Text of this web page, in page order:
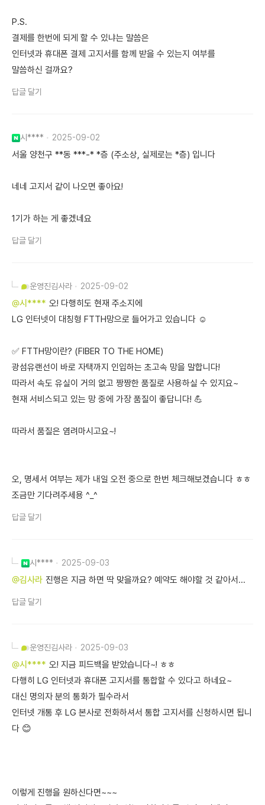
P.S.
결제를 한번에 되게 할 수 있냐는 말씀은
인터넷과 휴대폰 결제 고지서를 함께 받을 수 있는지 여부를
말씀하신 걸까요?
답글 달기
시**** 2025-09-02
서울 양천구 **동 ***-* *층 (주소상, 실제로는 *층) 입니다
네네 고지서 같이 나오면 좋아요!
1기가 하는 게 좋겠네요
답글 달기
운영진김사라 2025-09-02
@시**** 오! 다행히도 현재 주소지에
LG 인터넷이 대칭형 FTTH망으로 들어가고 있습니다 ☺️
✅ FTTH망이란? (FIBER TO THE HOME)
광섬유랜선이 바로 자택까지 인입하는 초고속 망을 말합니다!
따라서 속도 유실이 거의 없고 짱짱한 품질로 사용하실 수 있지요~
현재 서비스되고 있는 망 중에 가장 품질이 좋답니다! 💪
따라서 품질은 염려마시고요~!
오, 명세서 여부는 제가 내일 오전 중으로 한번 체크해보겠습니다 ㅎㅎ
조금만 기다려주세용 ^_^
답글 달기
시**** 2025-09-03
@김사라 진행은 지금 하면 딱 맞을까요? 예약도 해야할 것 같아서...
답글 달기
운영진김사라 2025-09-03
@시**** 오! 지금 피드백을 받았습니다~! ㅎㅎ
다행히 LG 인터넷과 휴대폰 고지서를 통합할 수 있다고 하네요~
대신 명의자 분의 통화가 필수라서
인터넷 개통 후 LG 본사로 전화하셔서 통합 고지서를 신청하시면 됩니
다 😊
이렇게 진행을 원하신다면~~~